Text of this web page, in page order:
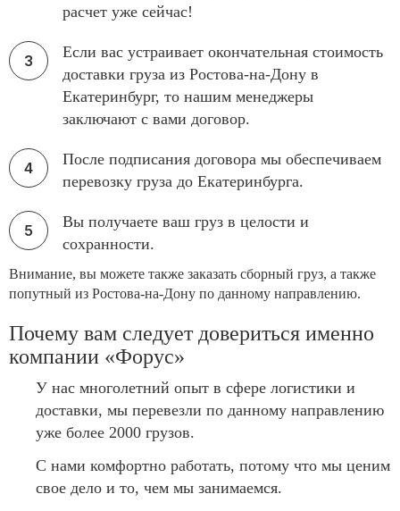
расчет уже сейчас!
Если вас устраивает окончательная стоимость
доставки груза из Ростова-на-Дону в
Екатеринбург, то нашим менеджеры
заключают с вами договор.
После подписания договора мы обеспечиваем
перевозку груза до Екатеринбурга.
Вы получаете ваш груз в целости и
сохранности.
Внимание, вы можете также заказать сборный груз, а также
попутный из Ростова-на-Дону по данному направлению.
Почему вам следует довериться именно
компании «Форус»
У нас многолетний опыт в сфере логистики и
доставки, мы перевезли по данному направлению
уже более 2000 грузов.
С нами комфортно работать, потому что мы ценим
свое дело и то, чем мы занимаемся.